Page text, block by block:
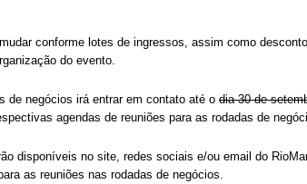
conforme lotes de ingressos, assim como
do evento.
de negócios irá entrar em contato até o dia 30 de
agendas de reuniões para as rodadas de
disponíveis no site, redes sociais e/ou email do
as reuniões nas rodadas de negócios.